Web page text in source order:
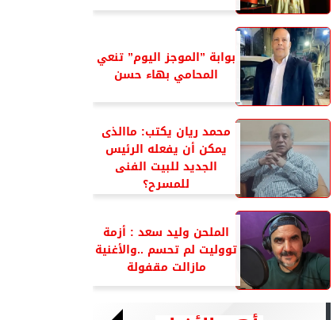
بوابة ”الموجز اليوم” تنعي
المحامي بهاء حسن
محمد ريان يكتب: ماالذى
يمكن أن يفعله الرئيس
الجديد للبيت الفنى
للمسرح؟
الملحن وليد سعد : أزمة
تووليت لم تحسم ..والأغنية
مازالت مقفولة